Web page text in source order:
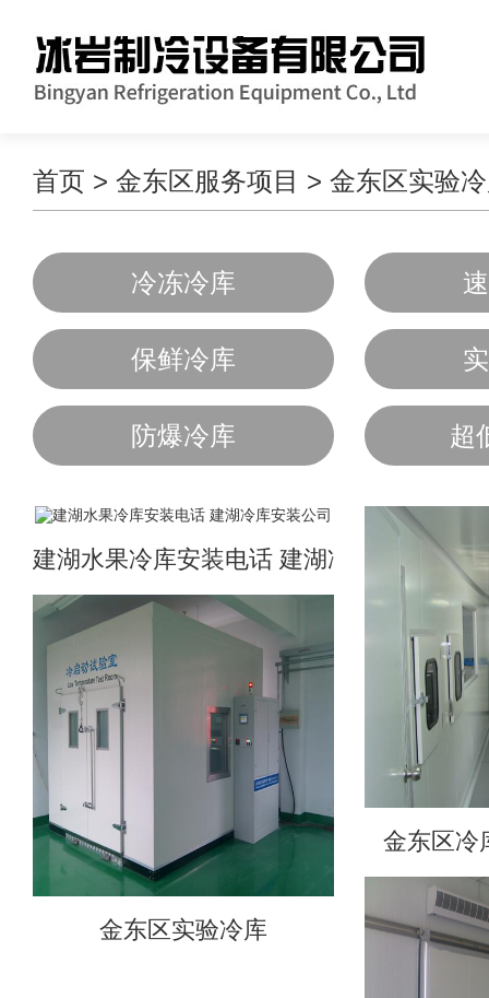
首页 > 金东区服务项目 > 金东区实验
冷冻冷库
保鲜冷库
防爆冷库 超
建湖水果冷库安装电话 建湖冷库安装公司
金东区冷
金东区实验冷库